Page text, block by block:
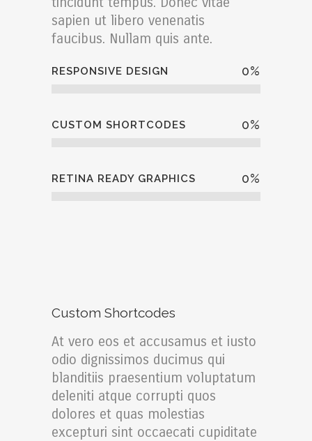
sapien ut libero venenatis
faucibus. Nullam quis ante.
RESPONSIVE DESIGN 0%
CUSTOM SHORTCODES 0%
RETINA READY GRAPHICS 0%
Custom Shortcodes
At vero eos et accusamus et iusto
odio dignissimos ducimus qui
blanditiis praesentium voluptatum
deleniti atque corrupti quos
dolores et quas molestias
excepturi sint occaecati cupiditate